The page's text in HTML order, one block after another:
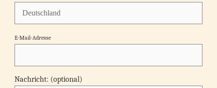
E-Mail-Adresse
Nachricht: (optional)